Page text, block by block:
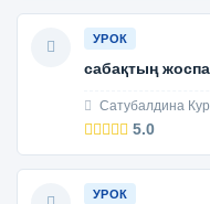
УРОК
сабақтың
Сатубалдина
5.0
УРОК